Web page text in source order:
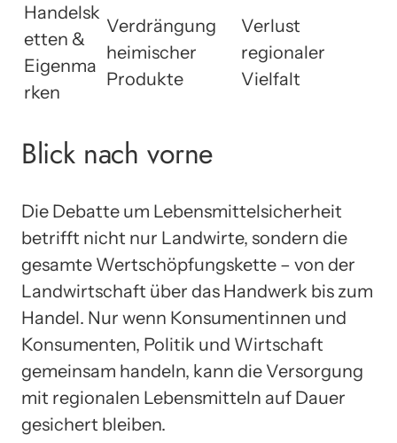
Handelsk
etten &
Eigenma
rken
Verdrängung
heimischer
Produkte
Verlust
regionaler
Vielfalt
Blick nach vorne
Die Debatte um Lebensmittelsicherheit
betrifft nicht nur Landwirte, sondern die
gesamte Wertschöpfungskette – von der
Landwirtschaft über das Handwerk bis zum
Handel. Nur wenn Konsumentinnen und
Konsumenten, Politik und Wirtschaft
gemeinsam handeln, kann die Versorgung
mit regionalen Lebensmitteln auf Dauer
gesichert bleiben.